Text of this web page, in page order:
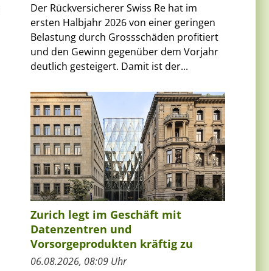
Der Rückversicherer Swiss Re hat im
ersten Halbjahr 2026 von einer geringen
Belastung durch Grossschäden profitiert
und den Gewinn gegenüber dem Vorjahr
deutlich gesteigert. Damit ist der...
Zurich legt im Geschäft mit
Datenzentren und
Vorsorgeprodukten kräftig zu
06.08.2026, 08:09 Uhr